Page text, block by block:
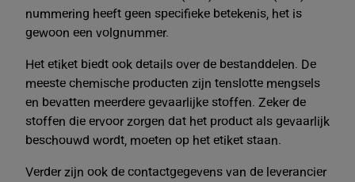
nummering heeft geen specifieke betekenis, het is
gewoon een volgnummer.
Het etiket biedt ook details over de bestanddelen. De
meeste chemische producten zijn tenslotte mengsels
en bevatten meerdere gevaarlijke stoffen. Zeker de
stoffen die ervoor zorgen dat het product als gevaarlijk
beschouwd wordt, moeten op het etiket staan.
Verder zijn ook de contactgegevens van de leverancier